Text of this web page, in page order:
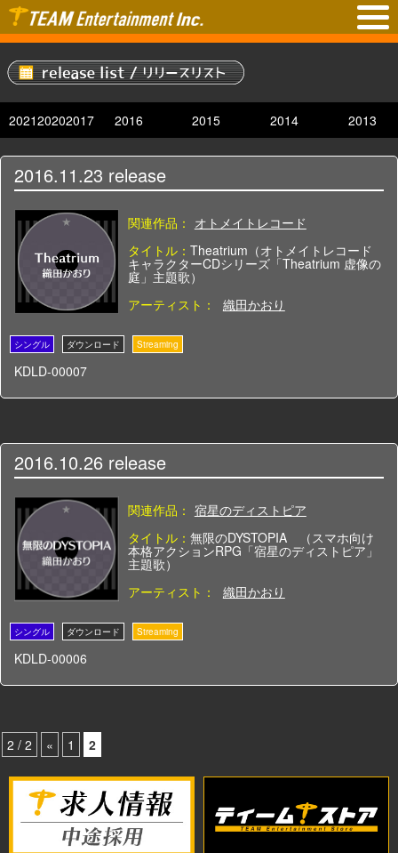
202120202017 2016 2015 2014 2013
2016.11.23 release
関連作品： オトメイトレコード
タイトル： Theatrium（オトメイトレコード
キャラクターCDシリーズ「Theatrium 虚像の
庭」主題歌）
アーティスト：
織田かおり
KDLD-00007
2016.10.26 release
関連作品： 宿星のディストピア
タイトル： 無限のDYSTOPIA （スマホ向け
本格アクションRPG「宿星のディストピア」
主題歌）
アーティスト：
織田かおり
KDLD-00006
2 / 2 « 1 2